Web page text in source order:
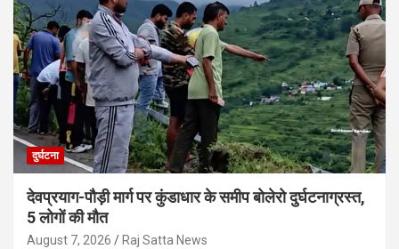
दुर्घटना
देवप्रयाग-पौड़ी मार्ग पर कुंडाधार के समीप बोलेरो दुर्घटनाग्रस्त,
5 लोगों की मौत
August 7, 2026 Raj Satta News